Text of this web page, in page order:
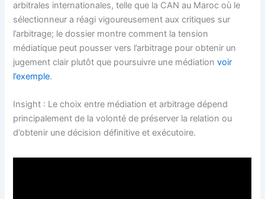
arbitrales internationales, telle que la CAN au Maroc où le
sélectionneur a réagi vigoureusement aux critiques sur
l’arbitrage; le dossier montre comment la tension
médiatique peut pousser vers l’arbitrage pour obtenir un
jugement clair plutôt que poursuivre une médiationvoir
l’exemple.
Insight : Le choix entre médiation et arbitrage dépend
principalement de la volonté de préserver la relation ou
d’obtenir une décision définitive et exécutoire.